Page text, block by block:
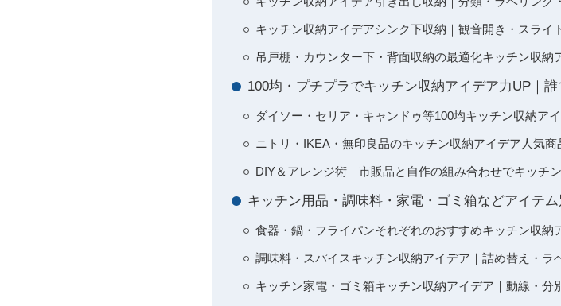
キッチン収納アイデアシンク下収納｜観音開き・スライ
吊戸棚・カウンター下・背面収納の最適化キッチン収納
100均・プチプラでキッチン収納アイデア力UP｜
ダイソー・セリア・キャンドゥ等100均キッチン収納ア
ニトリ・IKEA・無印良品のキッチン収納アイデア人気
DIY＆アレンジ術｜市販品と自作の組み合わせでキッチ
キッチン用品・調味料・家電・ゴミ箱などアイテ
食器・鍋・フライパンそれぞれのおすすめキッチン収納
調味料・スパイスキッチン収納アイデア｜詰め替え・ラ
キッチン家電・ゴミ箱キッチン収納アイデア｜動線・分